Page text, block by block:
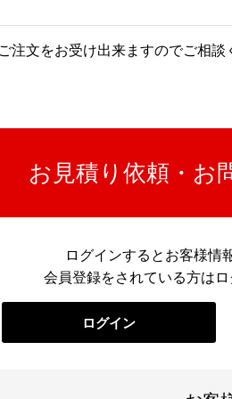
注文をお受け出来ますのでご相談
お見積り依頼・お
ログインするとお客様情
会員登録をされている方は
ログイン